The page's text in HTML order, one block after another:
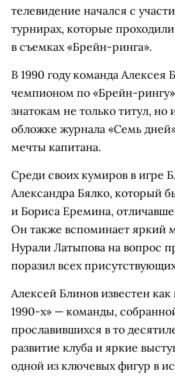
телевидение начался с
турнирах, которые
в съемках «Брейн-ринга».
В 1990 году команда Алексея
чемпионом по «Брейн-
знатокам не только титул, но
обложке журнала «Семь
мечты капитана.
Среди своих кумиров в игре
Александра Бялко, который
и Бориса Еремина,
Он также вспоминает яркий
Нурали Латыпова на вопрос
поразил всех
Алексей Блинов известен
1990-х» — команды,
прославившихся в то
развитие клуба и яркие
одной из ключевых фигур в